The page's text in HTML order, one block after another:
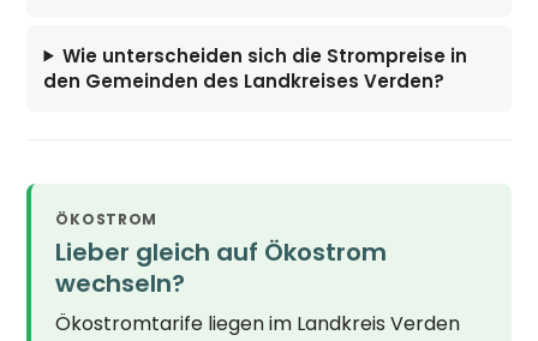
Wie unterscheiden sich die Strompreise in
den Gemeinden des Landkreises Verden?
ÖKOSTROM
Lieber gleich auf Ökostrom
wechseln?
Ökostromtarife liegen im Landkreis Verden